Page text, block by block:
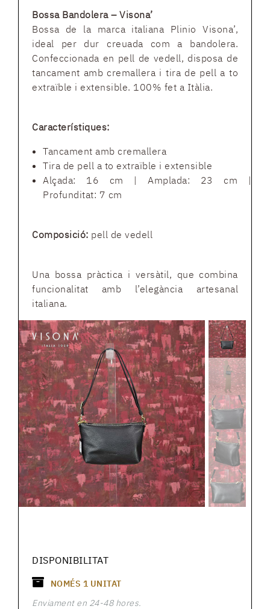
Bossa Bandolera – Visona’
Bossa de la marca italiana Plinio Visona’,
ideal per dur creuada com a bandolera.
Confeccionada en pell de vedell, disposa de
tancament amb cremallera i tira de pell a to
extraïble i extensible. 100% fet a Itàlia.
Característiques:
Tancament amb cremallera
Tira de pell a to extraïble i extensible
Alçada: 16 cm | Amplada: 23 cm |
Profunditat: 7 cm
Composició: pell de vedell
Una bossa pràctica i versàtil, que combina
funcionalitat amb l’elegància artesanal
italiana.
DISPONIBILITAT
NOMÉS 1 UNITAT
Enviament en 24-48 hores.